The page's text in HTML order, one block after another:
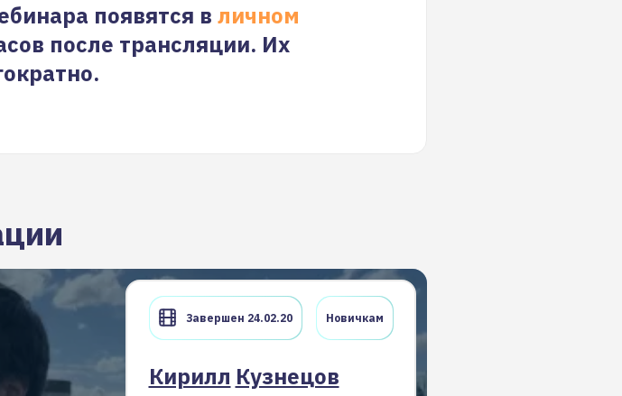
появятся в личном
после трансляции. Их
Завершен 24.02.20 Новичкам
Кирилл Кузнецов